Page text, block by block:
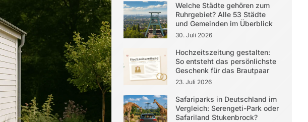
Welche Städte gehören zum
Ruhrgebiet? Alle 53 Städte
und Gemeinden im Überblick
30. Juli 2026
Hochzeitszeitung gestalten:
So entsteht das persönlichste
Geschenk für das Brautpaar
23. Juli 2026
Safariparks in Deutschland im
Vergleich: Serengeti-Park oder
Safariland Stukenbrock?